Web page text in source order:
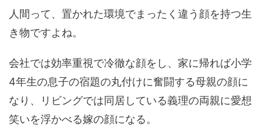
人間って、置かれた環境でまったく違う顔を持つ生
き物ですよね。
会社では効率重視で冷徹な顔をし、家に帰れば小学
4年生の息子の宿題の丸付けに奮闘する母親の顔に
なり、リビングでは同居している義理の両親に愛想
笑いを浮かべる嫁の顔になる。